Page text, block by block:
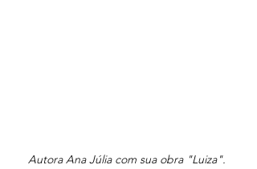
Autora Ana Júlia com sua obra "Luiza".